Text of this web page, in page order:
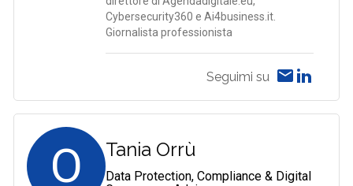
Cybersecurity360 e Ai4business.it.
Giornalista professionista
Seguimi su
O Tania Orrù
Data Protection, Compliance & Digital